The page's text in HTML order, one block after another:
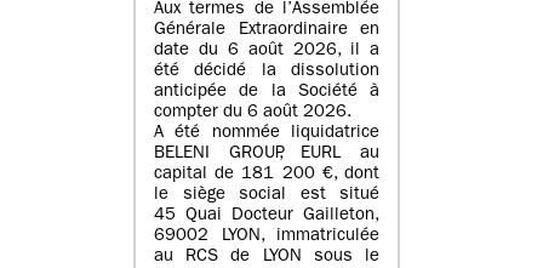
Aux termes de l’Assemblée
Générale Extraordinaire en
date du 6 août 2026, il a
été décidé la dissolution
anticipée de la Société à
compter du 6 août 2026.
A été nommée liquidatrice
BELENI GROUP, EURL au
capital de 181 200 €, dont
le siège social est situé
45 Quai Docteur Gailleton,
69002 LYON, immatriculée
au RCS de LYON sous le